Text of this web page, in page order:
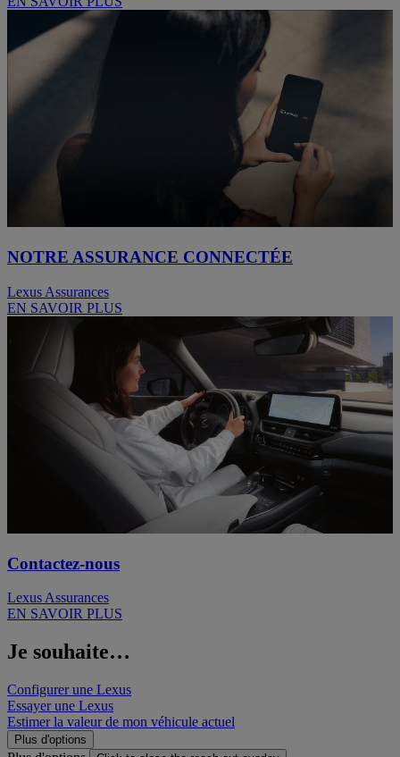
NOTRE ASSURANCE CONNECTÉE
Lexus Assurances
EN SAVOIR PLUS
Contactez-nous
Lexus Assurances
EN SAVOIR PLUS
Je souhaite…
Configurer une Lexus
Essayer une Lexus
Estimer la valeur de mon véhicule actuel
Plus d'options